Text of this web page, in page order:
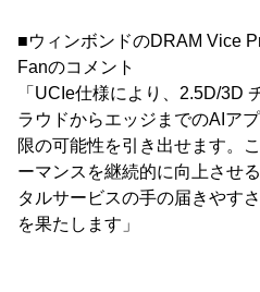
■ウィンボンドのDRAM Vice
Fanのコメント
「UCIe仕様により、2.5D/3D
ラウドからエッジまでのAIア
限の可能性を引き出せます。
ーマンスを継続的に向上させ
タルサービスの手の届きやす
を果たします」